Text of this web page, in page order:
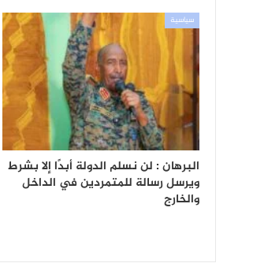
سياسية
البرهان : لن نسلم الدولة أبدًا إلا بشرط
ويرسل رسالة للمتمردين في الداخل
والخارج